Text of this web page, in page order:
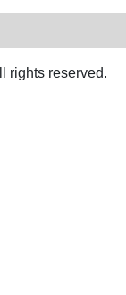
rights reserved.